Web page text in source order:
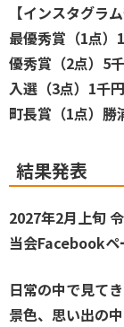
【インスタグラム
最優秀賞（1点）
優秀賞（2点）5
入選（3点）1千
町長賞（1点）勝
結果発表
2027年2月上旬
当会Facebookペ
日常の中で見て
景色、思い出の